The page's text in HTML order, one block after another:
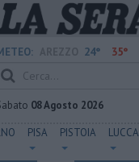
24° 35°
08 Agosto 2026
PISA PISTOIA LUCCA